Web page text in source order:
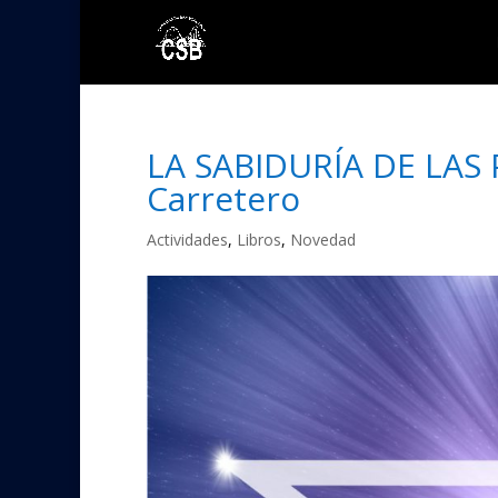
LA SABIDURÍA DE
Carretero
Actividades, Libros, Novedad